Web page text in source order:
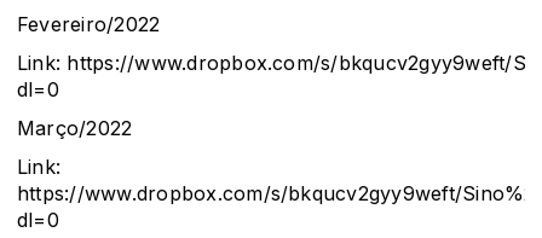
Fevereiro/2022
Link: https://www.dropbox.com/s/bkqucv2gyy9weft/
dl=0
Março/2022
Link:
https://www.dropbox.com/s/bkqucv2gyy9weft/
dl=0